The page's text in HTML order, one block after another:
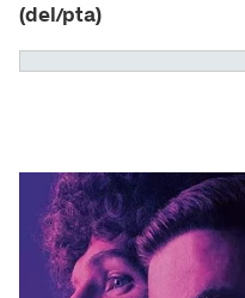
(del/pta)